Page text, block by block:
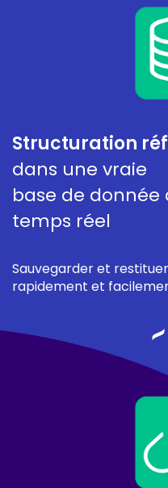
Structuration
dans une vraie
base de donnée
temps réel
Sauvegarder et
rapidement et